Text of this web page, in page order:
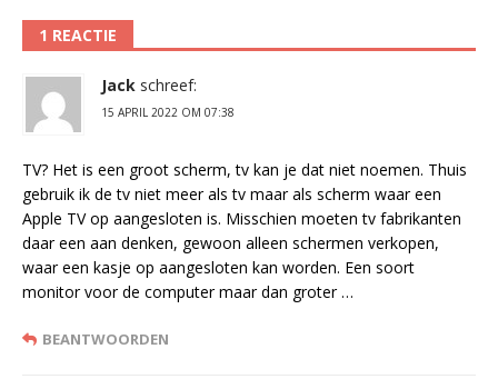
1 REACTIE
Jack schreef:
15 APRIL 2022 OM 07:38
TV? Het is een groot scherm, tv kan je dat niet noemen. Thuis
gebruik ik de tv niet meer als tv maar als scherm waar een
Apple TV op aangesloten is. Misschien moeten tv fabrikanten
daar een aan denken, gewoon alleen schermen verkopen,
waar een kasje op aangesloten kan worden. Een soort
monitor voor de computer maar dan groter …
BEANTWOORDEN